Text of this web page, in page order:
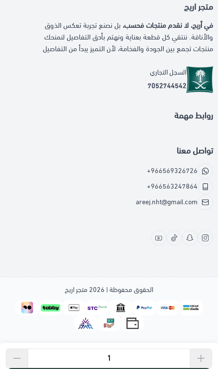
متجر اريج
في أريج، لا نقدم منتجات فحسب، بل نصنع تجربة تعكس الذوق
والأناقة. ننتقي كل قطعة بعناية ونهتم بأدق التفاصيل لنمنحك
منتجات تجمع بين الجودة والفخامة، لأن التميز يبدأ من التفاصيل
السجل التجاري
7052744542
روابط مهمة
تواصل معنا
+966569326726
+966563247864
areej.nht@gmail.com
الحقوق محفوظة | 2026 متجر اريج